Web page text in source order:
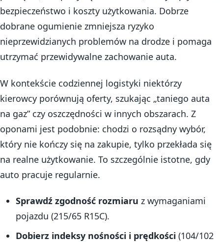
bezpieczeństwo i koszty użytkowania. Dobrze
dobrane ogumienie zmniejsza ryzyko
nieprzewidzianych problemów na drodze i pomaga
utrzymać przewidywalne zachowanie auta.
W kontekście codziennej logistyki niektórzy
kierowcy porównują oferty, szukając „taniego auta
na gaz” czy oszczędności w innych obszarach. Z
oponami jest podobnie: chodzi o rozsądny wybór,
który nie kończy się na zakupie, tylko przekłada się
na realne użytkowanie. To szczególnie istotne, gdy
auto pracuje regularnie.
Sprawdź zgodność rozmiaru z wymaganiami
pojazdu (215/65 R15C).
Dobierz indeksy nośności i prędkości(104/102